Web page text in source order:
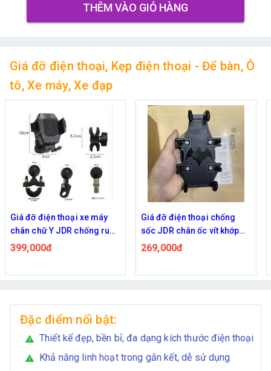
THÊM VÀO GIỎ HÀNG
Giá đỡ điện thoại, Kẹp điện thoại - Để bàn, Ô
tô, Xe máy, Xe đạp
Giá đỡ điện thoại xe máy
chân chữ Y JDR chống rung
gắn gương
399,000đ
Giá đỡ điện thoại chống
sốc JDR chân ốc vít khớp
cầu đầu bi M10*1.25
269,000đ
Đặc điểm nổi bật:
warning Thiết kế đẹp, bền bỉ, đa dạng kích thước điện thoại
warning Khả năng linh hoạt trong gắn kết, dễ sử dụng